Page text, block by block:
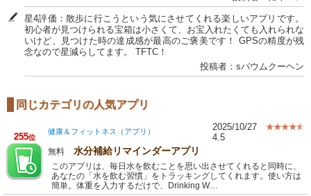
星4評価：散歩に行こうという気にさせてくれる楽しいアプリです。
初心者が見つけられる宝箱は小さくて、お宝入れたくても入れられな
いけど、見つけた時の達成感が最高のご褒美です！ GPSの精度が残
念なので星減らしてます。 TFTC！
投稿者：sバウムクーヘン
同じカテゴリの人気アプリ
255位
健康＆フィットネス（アプリ）
2025/10/27
4.5
無料 水分補給リマインダーアプリ
このアプリは、毎日水を飲むことを思い出させてくれると同時に、
あなたの「水を飲む習慣」をトラッキングしてくれます。使い方は
簡単。体重を入力するだけで、Drinking W…